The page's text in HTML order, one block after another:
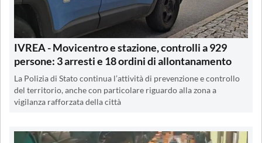
IVREA - Movicentro e stazione, controlli a 929
persone: 3 arresti e 18 ordini di allontanamento
La Polizia di Stato continua l’attività di prevenzione e controllo
del territorio, anche con particolare riguardo alla zona a
vigilanza rafforzata della città